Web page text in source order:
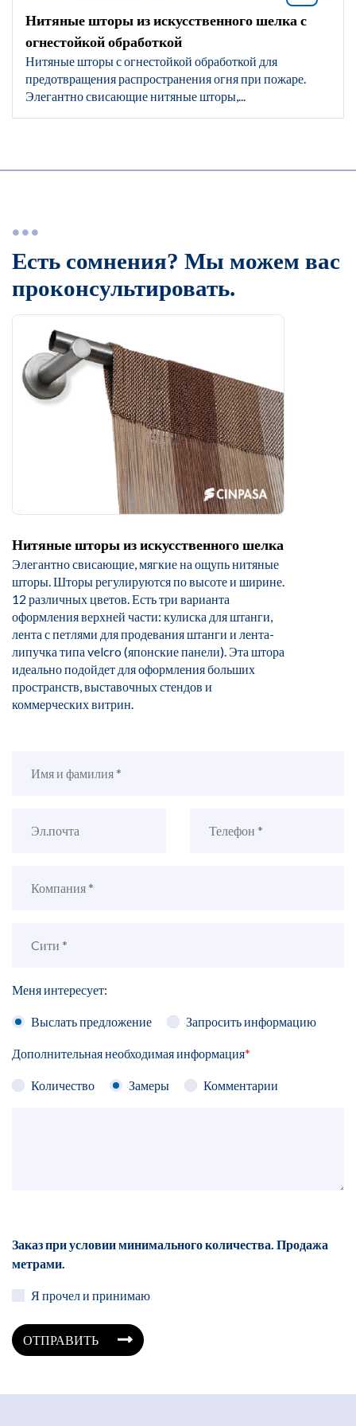
Нитяные шторы из искусственного шелка с
огнестойкой обработкой
Нитяные шторы с огнестойкой обработкой для
предотвращения распространения огня при пожаре.
Элегантно свисающие нитяные шторы,...
Есть сомнения? Мы можем вас
проконсультировать.
Нитяные шторы из искусственного шелка
Элегантно свисающие, мягкие на ощупь нитяные
шторы. Шторы регулируются по высоте и ширине.
12 различных цветов. Есть три варианта
оформления верхней части: кулиска для штанги,
лента с петлями для продевания штанги и лента-
липучка типа velcro (японские панели). Эта штора
идеально подойдет для оформления больших
пространств, выставочных стендов и
коммерческих витрин.
Меня интересует:
Выслать предложение Запросить информацию
Дополнительная необходимая информация*
Количество Замеры Комментарии
Заказ при условии минимального количества. Продажа
метрами.
Я прочел и принимаю
ОТПРАВИТЬ